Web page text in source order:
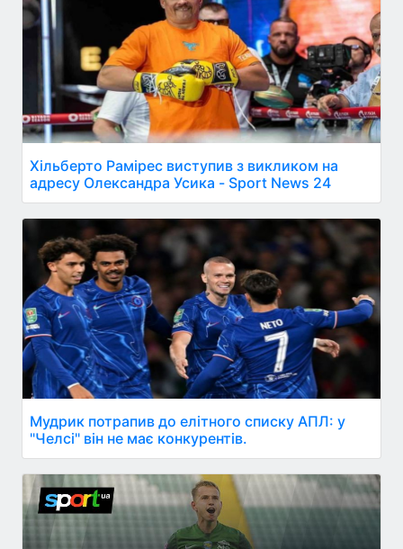
Хільберто Рамірес виступив з викликом на
адресу Олександра Усика - Sport News 24
Мудрик потрапив до елітного списку АПЛ: у
"Челсі" він не має конкурентів.